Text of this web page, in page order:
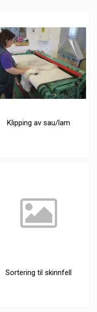
Klipping av sau/lam
Sortering til skinnfell